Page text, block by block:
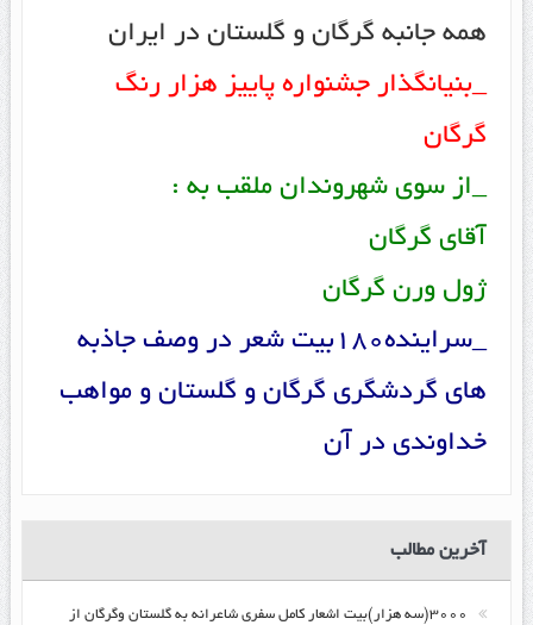
همه جانبه گرگان و گلستان در ایران
_بنیانگذار جشنواره پاییز هزار رنگ
گرگان
_از سوی شهروندان ملقب به :
آقای گرگان
ژول ورن گرگان
_سراینده180بیت شعر در وصف جاذبه
های گردشگری گرگان و گلستان و مواهب
خداوندی در آن
آخرین مطالب
۳۰۰۰(سه هزار)بیت اشعار کامل سفری شاعرانه به گلستان وگرگان از